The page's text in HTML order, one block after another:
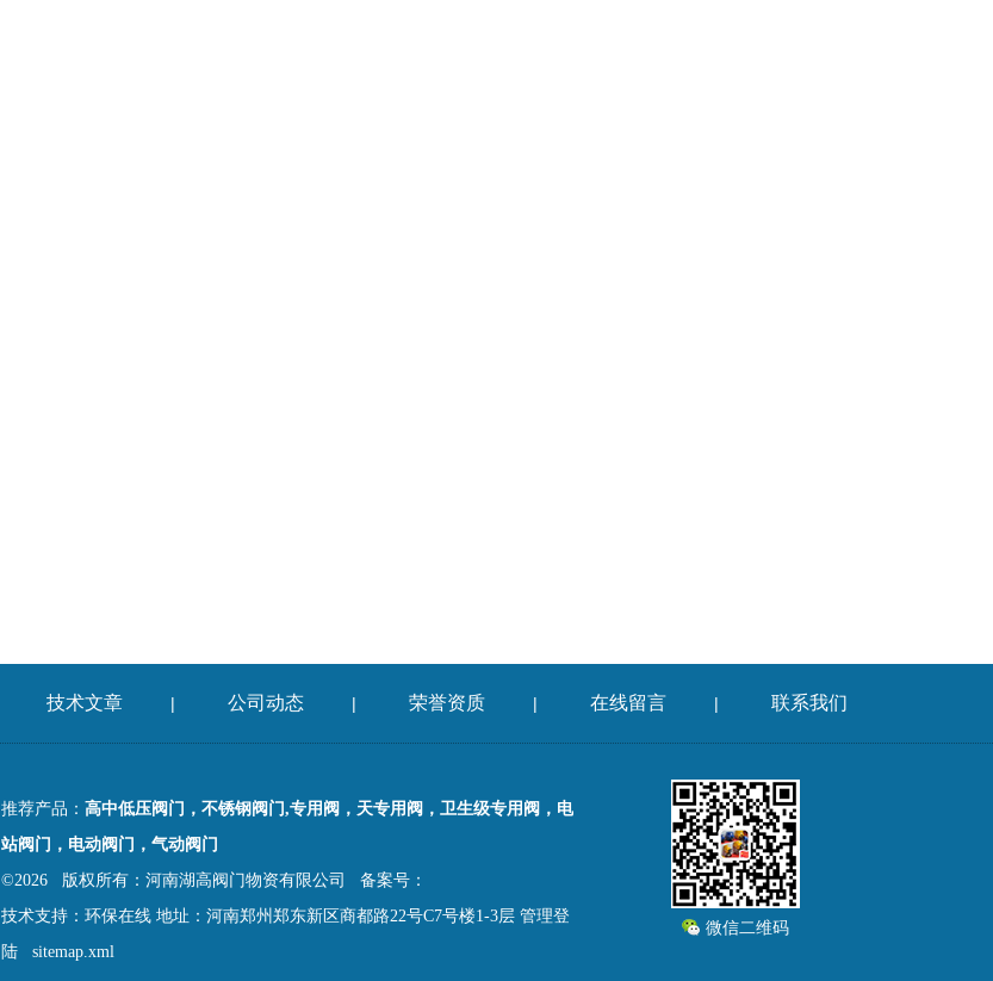
技术文章 | 公司动态 | 荣誉资质 | 在线留言 | 联系我们
推荐产品： 高中低压阀门，不锈钢阀门,专用阀，天专用阀，卫生级专用阀，电
站阀门，电动阀门，气动阀门
©2026 版权所有：河南湖高阀门物资有限公司 备案号：
技术支持： 环保在线 地址：河南郑州郑东新区商都路22号C7号楼1-3层 管理登
陆
sitemap.xml
微信二维码